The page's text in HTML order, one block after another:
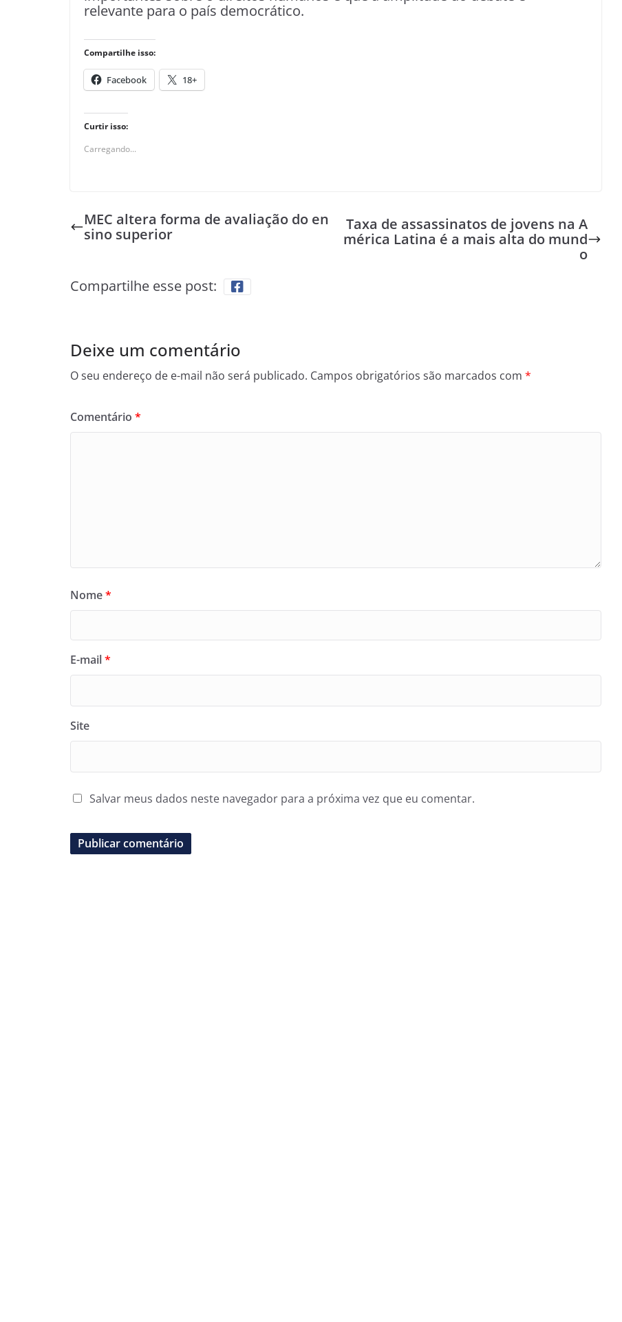
relevante para o país democrático.
Compartilhe isso:
Facebook 18+
Curtir isso:
Carregando...
MEC altera forma de avaliação do en
sino superior
Taxa de assassinatos de jovens na A
mérica Latina é a mais alta do mund
o
Compartilhe esse post:
Deixe um comentário
O seu endereço de e-mail não será publicado. Campos obrigatórios são marcados com *
Comentário *
Nome*
E-mail*
Site
Salvar meus dados neste navegador para a próxima vez que eu comentar.